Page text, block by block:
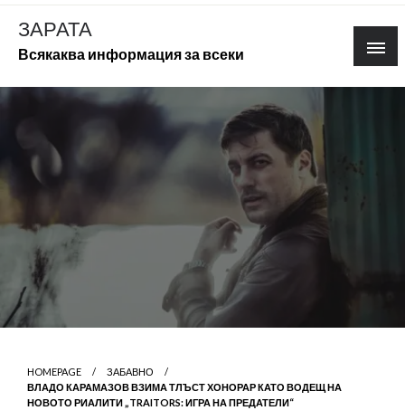
Skip
content
ЗАРАТА
Всякаква информация за всеки
HOMEPAGE
ЗАБАВНО
ВЛАДО КАРАМАЗОВ ВЗИМА ТЛЪСТ ХОНОРАР КАТО ВОДЕЩ НА
НОВОТО РИАЛИТИ „TRAITORS: ИГРА НА ПРЕДАТЕЛИ“